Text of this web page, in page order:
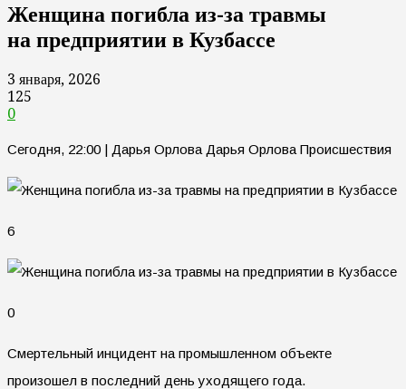
Женщина погибла из-за травмы
на предприятии в Кузбассе
3 января, 2026
125
0
Сегодня, 22:00 | Дарья Орлова Дарья Орлова Происшествия
6
0
Смертельный инцидент на промышленном объекте
произошел в последний день уходящего года.